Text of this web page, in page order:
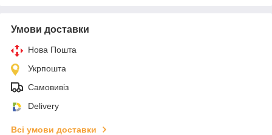
Умови доставки
Нова Пошта
Укрпошта
Самовивіз
Delivery
Всі умови доставки